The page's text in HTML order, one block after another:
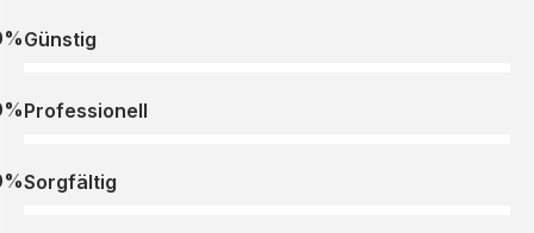
Günstig
Professionell
Sorgfältig